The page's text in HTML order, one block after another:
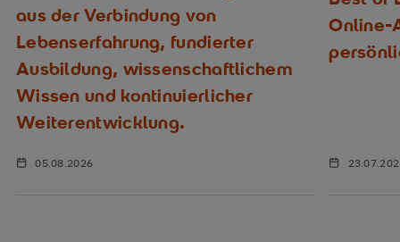
aus der Verbindung von
Lebenserfahrung, fundierter
Ausbildung, wissenschaftlichem
Wissen und kontinuierlicher
Weiterentwicklung.
05.08.2026
Online-